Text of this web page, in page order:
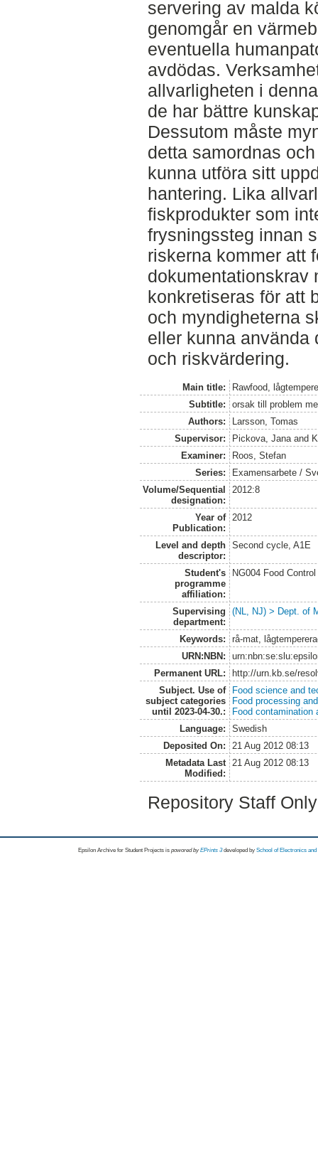
servering av malda
genomgår en
eventuella
avdödas.
allvarligheten i
de har bättre
Dessutom måste
detta samordnas
kunna utföra sitt
hantering. Lika
fiskprodukter som
frysningssteg innan
riskerna kommer att
dokumentationskrav
konkretiseras för att
och myndigheterna
eller kunna använda
och riskvärdering.
Main title:
Rawfood,
Subtitle:
orsak till problem
Authors:
Larsson, Tomas
Supervisor:
Pickova, Janaand
Examiner:
Roos, Stefan
Series:
Examensarbete /
Volume/Sequential
designation:
2012:8
Year of
Publication:
2012
Level and depth
descriptor:
Second cycle, A1E
Student's
programme
affiliation:
NG004 Food
Supervising
department:
(NL, NJ) > Dept. of
Keywords:
rå-mat,
URN:NBN:
Permanent URL:
http://urn.kb.se/
Subject. Use of
subject categories
until 2023-04-30.:
Food science and
Food processing
Food contamination
Language:
Swedish
Deposited On:
21 Aug 2012 08:13
Metadata Last
Modified:
21 Aug 2012 08:13
Repository Staff
Epsilon Archive for Student Projects is powored byEPrints 3 developed by School of Electronics